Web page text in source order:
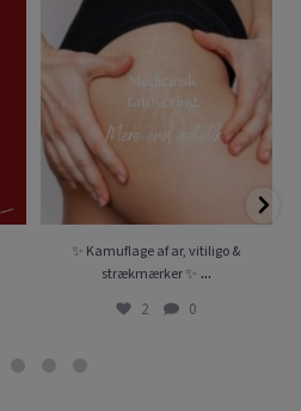
✨ Kamuflage af ar, vitiligo &
strækmærker ✨...
✨ Kamuflage af ar, vitiligo &
strækmærker ✨ ...
2 0